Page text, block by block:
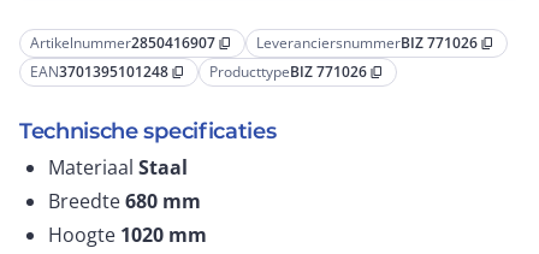
Artikelnummer2850416907 content_copy LeveranciersnummerBIZ 771026 content_copy
EAN3701395101248 content_copy ProducttypeBIZ 771026 content_copy
Technische specificaties
Materiaal Staal
Breedte680 mm
Hoogte 1020 mm